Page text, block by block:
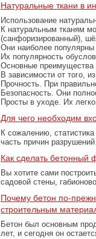
Натуральные ткани в
Использование
К натуральным тканям
(санфоризированный),
Они наиболее популярны
Их популярность
Основные преимущества
В зависимости от того,
Прочность. При
Безопасность. Они
Просты в уходе. Их
Для чего необходим
К сожалению,
часть причин
Как сделать бетонный
Вы хотите сами
садовой стены,
Почему бетон по-
строительным
Бетон был основным
лет, и сегодня он